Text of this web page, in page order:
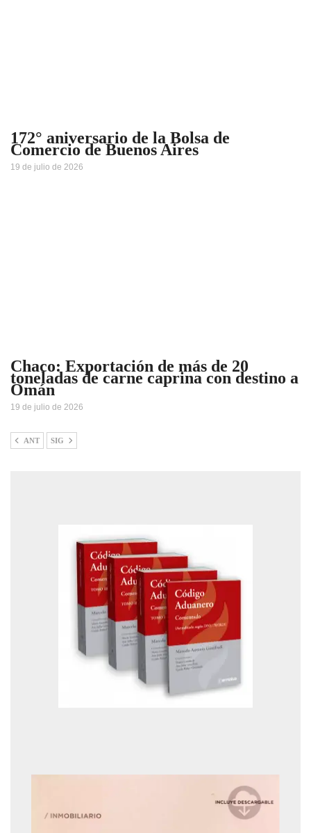
172° aniversario de la Bolsa de
Comercio de Buenos Aires
19 de julio de 2026
Chaco: Exportación de más de 20
toneladas de carne caprina con destino a
Omán
19 de julio de 2026
ANT SIG